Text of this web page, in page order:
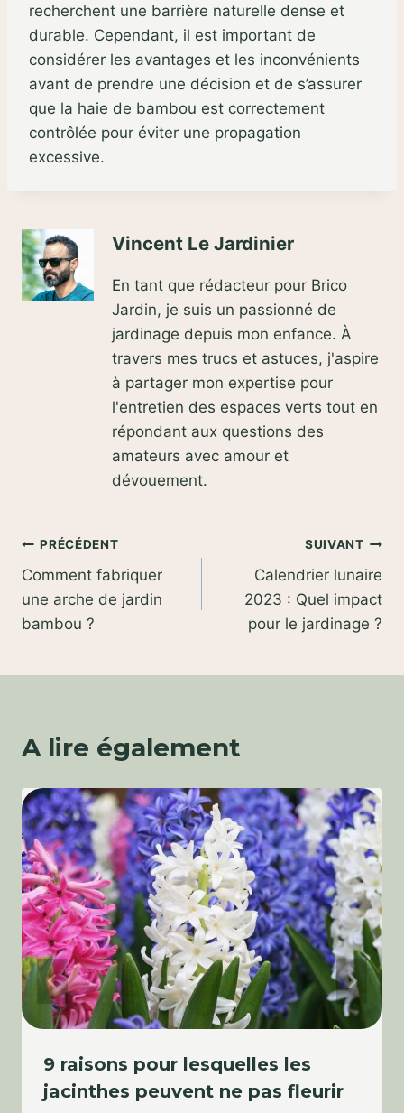
recherchent une barrière naturelle dense et
durable. Cependant, il est important de
considérer les avantages et les inconvénients
avant de prendre une décision et de s’assurer
que la haie de bambou est correctement
contrôlée pour éviter une propagation
excessive.
Vincent Le Jardinier
En tant que rédacteur pour Brico
Jardin, je suis un passionné de
jardinage depuis mon enfance. À
travers mes trucs et astuces, j'aspire
à partager mon expertise pour
l'entretien des espaces verts tout en
répondant aux questions des
amateurs avec amour et
dévouement.
Navigation
de
l’article
PRÉCÉDENT
Comment fabriquer
une arche de jardin
bambou ?
SUIVANT
Calendrier lunaire
2023 : Quel impact
pour le jardinage ?
A lire également
9 raisons pour lesquelles les
jacinthes peuvent ne pas fleurir